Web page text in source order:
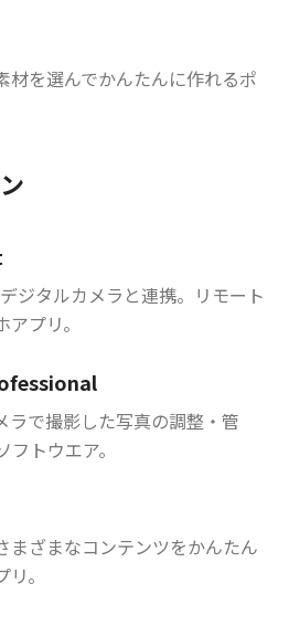
材を選んでかんたんに作れるポ
ジタルカメラと連携。リモート
プリ。
ラで撮影した写真の調整・管
トウエア。
まざまなコンテンツをかんたん
。